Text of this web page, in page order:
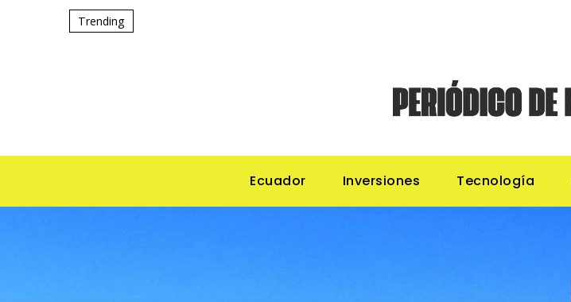
Trending
Ecuador Inversiones Tecnología